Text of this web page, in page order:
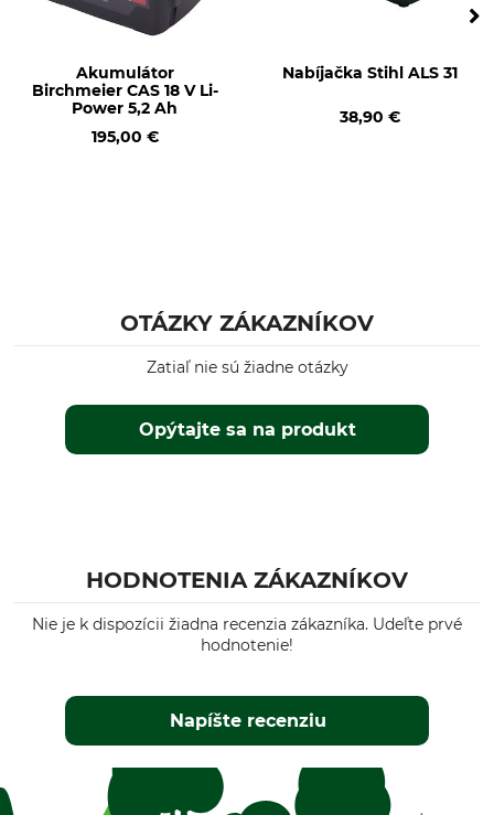
Akumulátor
Birchmeier CAS 18 V Li-
Power 5,2 Ah
195,00 €
Nabíjačka Stihl ALS 31
38,90 €
OTÁZKY ZÁKAZNÍKOV
Opýtajte sa na produkt
Zatiaľ nie sú žiadne otázky
HODNOTENIA ZÁKAZNÍKOV
Nie je k dispozícii žiadna recenzia zákazníka. Udeľte prvé
hodnotenie!
Napíšte recenziu